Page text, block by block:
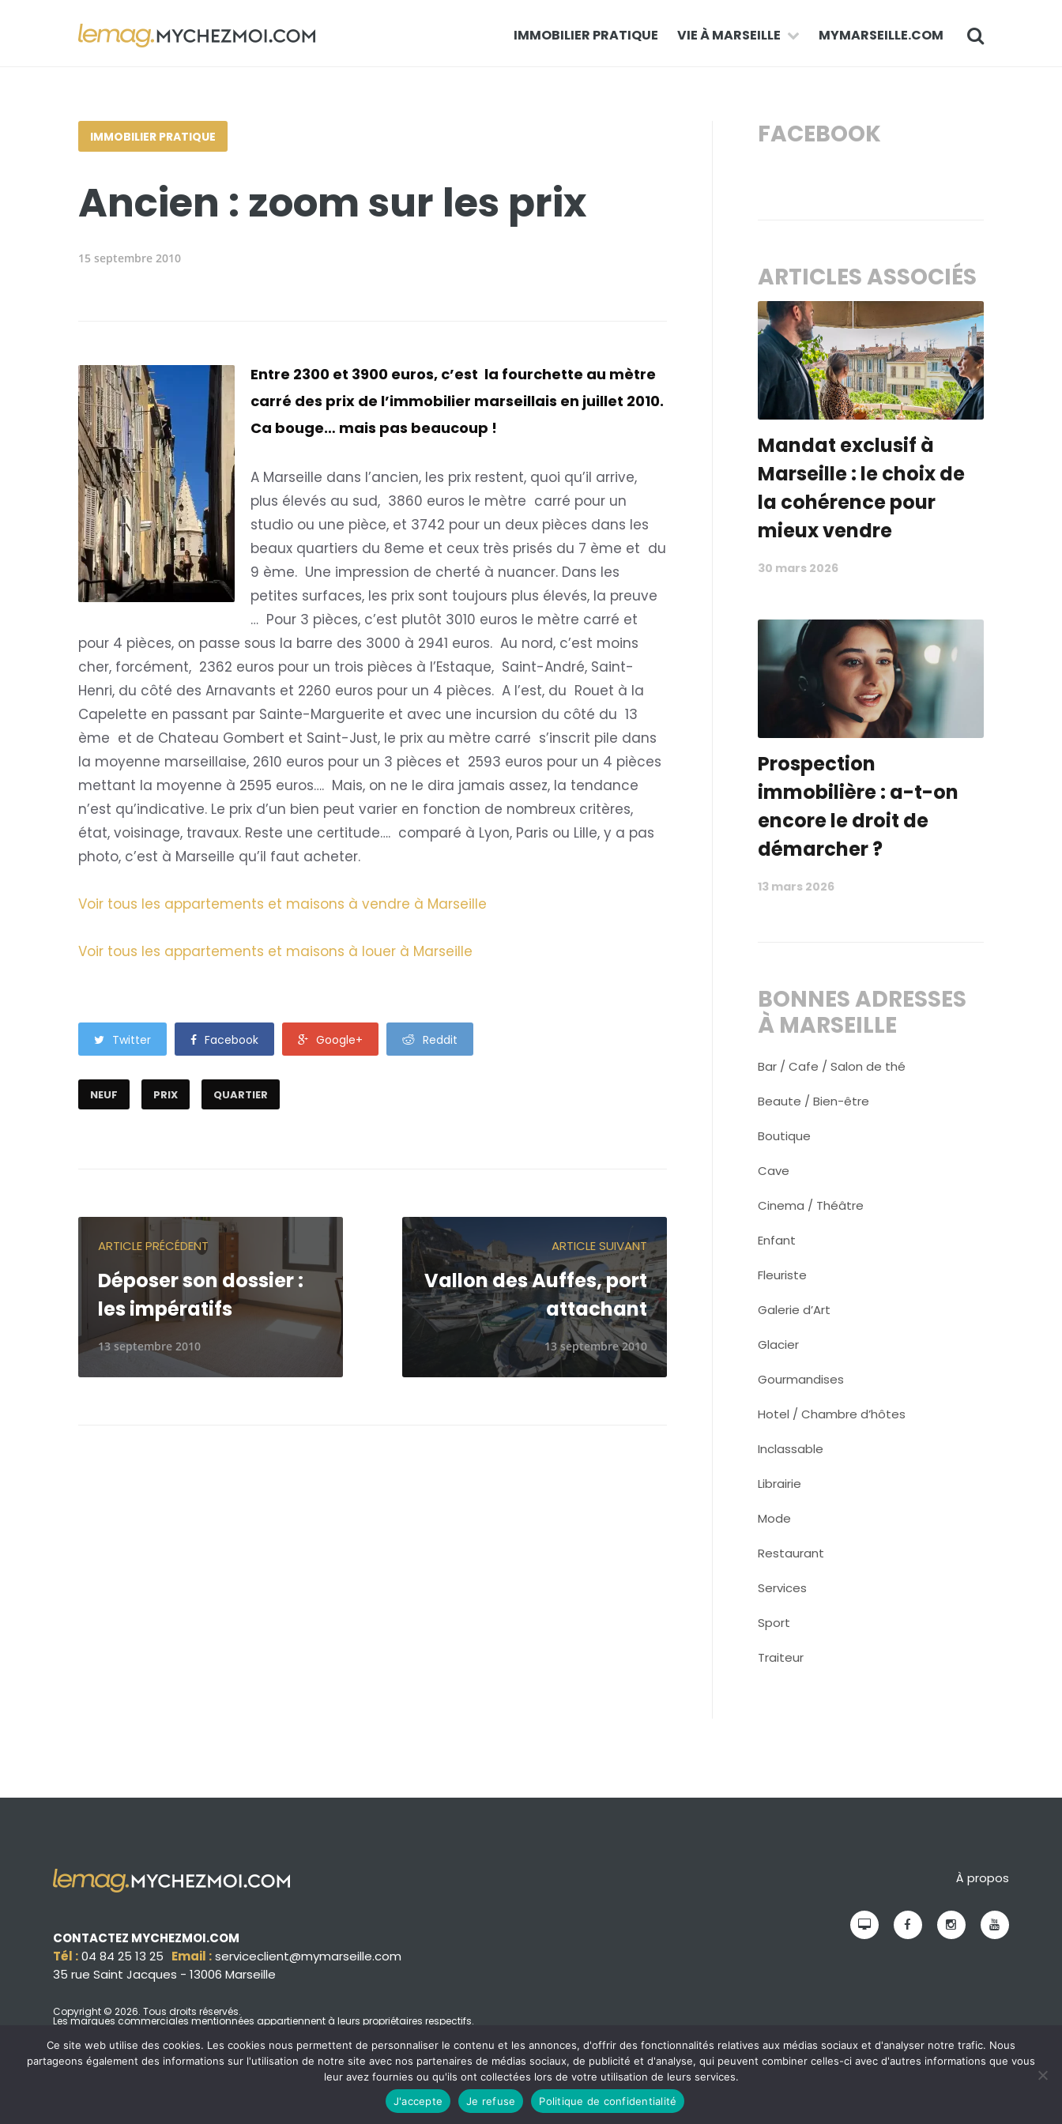
IMMOBILIER PRATIQUE VIE À MARSEILLE MYMARSEILLE.COM
IMMOBILIER PRATIQUE
Ancien : zoom sur les prix
15 septembre 2010
Entre 2300 et 3900 euros, c’est la fourchette au mètre
carré des prix de l’immobilier marseillais en juillet 2010.
Ca bouge… mais pas beaucoup !
A Marseille dans l’ancien, les prix restent, quoi qu’il arrive,
plus élevés au sud, 3860 euros le mètre carré pour un
studio ou une pièce, et 3742 pour un deux pièces dans les
beaux quartiers du 8eme et ceux très prisés du 7 ème et du
9 ème. Une impression de cherté à nuancer. Dans les
petites surfaces, les prix sont toujours plus élevés, la preuve
… Pour 3 pièces, c’est plutôt 3010 euros le mètre carré et
pour 4 pièces, on passe sous la barre des 3000 à 2941 euros. Au nord, c’est moins
cher, forcément, 2362 euros pour un trois pièces à l’Estaque, Saint-André, Saint-
Henri, du côté des Arnavants et 2260 euros pour un 4 pièces. A l’est, du Rouet à la
Capelette en passant par Sainte-Marguerite et avec une incursion du côté du 13
ème et de Chateau Gombert et Saint-Just, le prix au mètre carré s’inscrit pile dans
la moyenne marseillaise, 2610 euros pour un 3 pièces et 2593 euros pour un 4 pièces
mettant la moyenne à 2595 euros…. Mais, on ne le dira jamais assez, la tendance
n’est qu’indicative. Le prix d’un bien peut varier en fonction de nombreux critères,
état, voisinage, travaux. Reste une certitude…. comparé à Lyon, Paris ou Lille, y a pas
photo, c’est à Marseille qu’il faut acheter.
Voir tous les appartements et maisons à vendre à Marseille
Voir tous les appartements et maisons à louer à Marseille
Twitter Facebook Google+ Reddit
NEUF PRIX QUARTIER
ARTICLE PRÉCÉDENT
Déposer son dossier :
les impératifs
13 septembre 2010
ARTICLE SUIVANT
Vallon des Auffes, port
attachant
13 septembre 2010
FACEBOOK
ARTICLES ASSOCIÉS
Mandat exclusif à
Marseille : le choix de
la cohérence pour
mieux vendre
30 mars 2026
Prospection
immobilière : a-t-on
encore le droit de
démarcher ?
13 mars 2026
BONNES ADRESSES
À MARSEILLE
Bar / Cafe / Salon de thé
Beaute / Bien-être
Boutique
Cave
Cinema / Théâtre
Enfant
Fleuriste
Galerie d’Art
Glacier
Gourmandises
Hotel / Chambre d’hôtes
Inclassable
Librairie
Mode
Restaurant
Services
Sport
Traiteur
CONTACTEZ MYCHEZMOI.COM
Tél :04 84 25 13 25 Email :serviceclient@mymarseille.com
35 rue Saint Jacques - 13006 Marseille
Copyright © 2026. Tous droits réservés.
Les marques commerciales mentionnées appartiennent à leurs propriétaires respectifs.
À propos
Ce site web utilise des cookies. Les cookies nous permettent de personnaliser le contenu et les annonces, d'offrir des fonctionnalités relatives aux médias sociaux et d'analyser notre trafic. Nous
partageons également des informations sur l'utilisation de notre site avec nos partenaires de médias sociaux, de publicité et d'analyse, qui peuvent combiner celles-ci avec d'autres informations que vous
leur avez fournies ou qu'ils ont collectées lors de votre utilisation de leurs services.
J'accepte
Je refuse Politique de confidentialité